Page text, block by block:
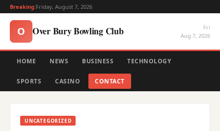
Breaking:Friday, August 7, 2026
O Over Bury Bowling Club
Fri
Aug 7, 2026
HOME NEWS BUSINESS TECHNOLOGY
SPORTS CASINO CONTACT
UNCATEGORIZED